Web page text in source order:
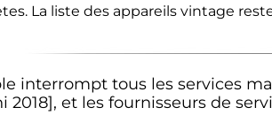
La liste des appareils vintage
interrompt tous les services
2018], et les fournisseurs de